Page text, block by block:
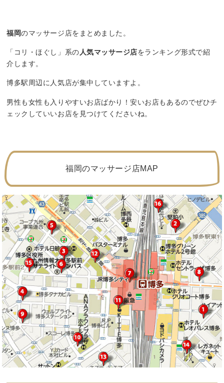
福岡のマッサージ店をまとめました。
「コリ・ほぐし」系の 人気マッサージ店をランキング形式で紹
介します。
博多駅周辺に人気店が集中していますよ。
男性も女性も入りやすいお店ばかり！安いお店もあるのでぜひチ
ェックしていいお店を見つけてくださいね。
福岡のマッサージ店MAP